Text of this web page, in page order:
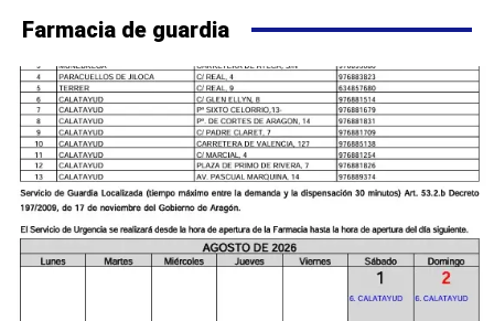
Farmacia de guardia